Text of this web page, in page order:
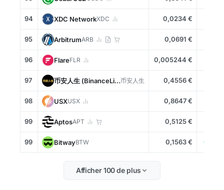
94 XDC NetworkXDC 0,0234 €
95 ArbitrumARB 0,0691 €
96 FlareFLR 0,005244 €
97 币安人生 (BinanceLife)币安人生 0,4556 €
98 USXUSX 0,8647 €
99 AptosAPT 0,5125 €
99 BitwayBTW 0,1563 €
Afficher 100 de plus